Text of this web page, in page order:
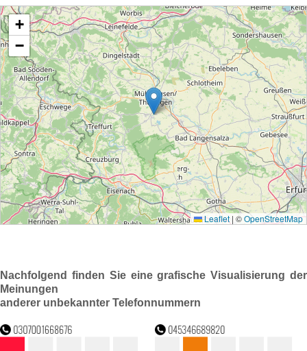
Nachfolgend finden Sie eine grafische Visualisierung der
Meinungen
anderer unbekannter Telefonnummern